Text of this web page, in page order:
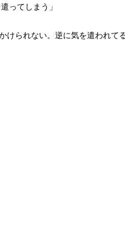
ってしまう」
けられない。逆に気を遣われて